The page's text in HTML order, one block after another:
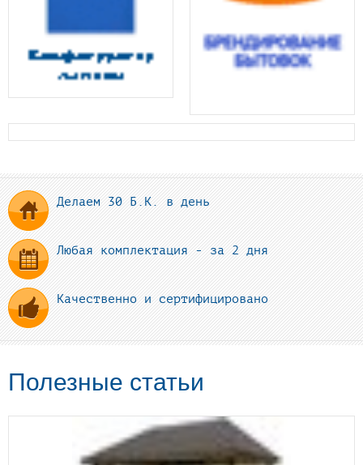
Делаем 30 Б.К. в день
Любая комплектация - за 2 дня
Качественно и сертифицировано
Полезные статьи